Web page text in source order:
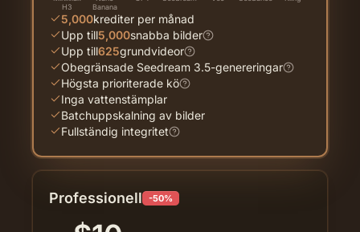
Professionell -50%
H3
Banana
5,000krediter per månad
Upp till5,000snabba bilder
Upp till625grundvideor
Obegränsade Seedream 3.5-genereringar
Högsta prioriterade kö
Inga vattenstämplar
Batchuppskalning av bilder
Fullständig integritet